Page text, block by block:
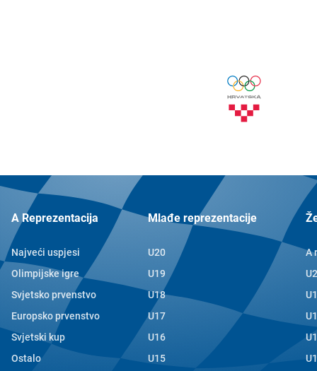
A Reprezentacija
Najveći uspjesi
Olimpijske igre
Svjetsko prvenstvo
Europsko prvenstvo
Svjetski kup
Ostalo
Mlađe reprezentacije
U20
U19
U18
U17
U16
U15
A